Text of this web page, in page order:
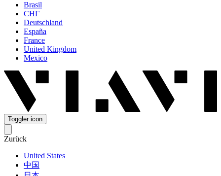
Brasil
СНГ
Deutschland
España
France
United Kingdom
Mexico
Toggler icon
Zurück
United States
中国